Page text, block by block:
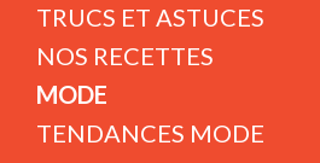
TRUCS ET ASTUCES
NOS RECETTES
MODE
TENDANCES MODE